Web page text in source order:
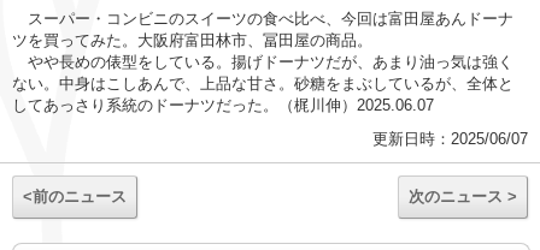
スーパー・コンビニのスイーツの食べ比べ、今回は富田屋あんドーナ
ツを買ってみた。大阪府富田林市、冨田屋の商品。
やや長めの俵型をしている。揚げドーナツだが、あまり油っ気は強く
ない。中身はこしあんで、上品な甘さ。砂糖をまぶしているが、全体と
してあっさり系統のドーナツだった。（梶川伸）2025.06.07
更新日時：2025/06/07
<前のニュース 次のニュース >